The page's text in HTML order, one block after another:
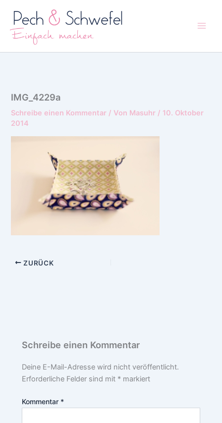
Inhalt
springen
IMG_4229a
Schreibe einen Kommentar / Von Masuhr / 10. Oktober
2014
ZURÜCK
Schreibe einen Kommentar
Deine E-Mail-Adresse wird nicht veröffentlicht.
Erforderliche Felder sind mit * markiert
Kommentar *